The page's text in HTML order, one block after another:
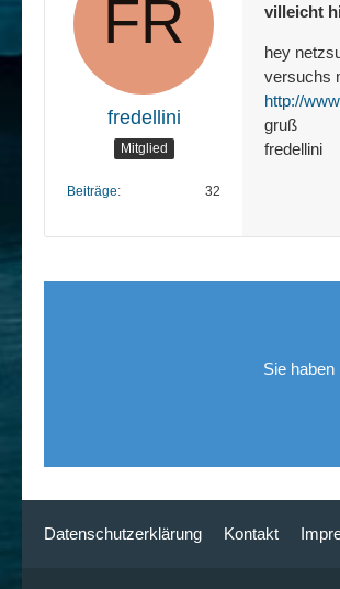
fredellini
Mitglied
Beiträge 32
villeicht
hey
versuchs
http://
gruß
fredellini
Sie
Datenschutzerklärung Kontakt